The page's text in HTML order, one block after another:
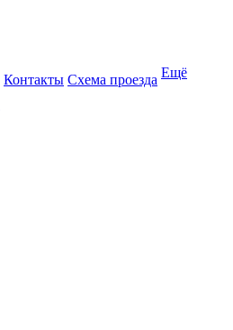
Контакты Схема проезда Ещё